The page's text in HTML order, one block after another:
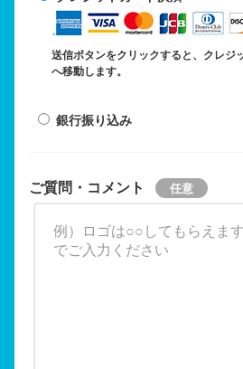
送信ボタンをクリックすると、クレジ
へ移動します。
銀行振り込み
ご質問・コメント